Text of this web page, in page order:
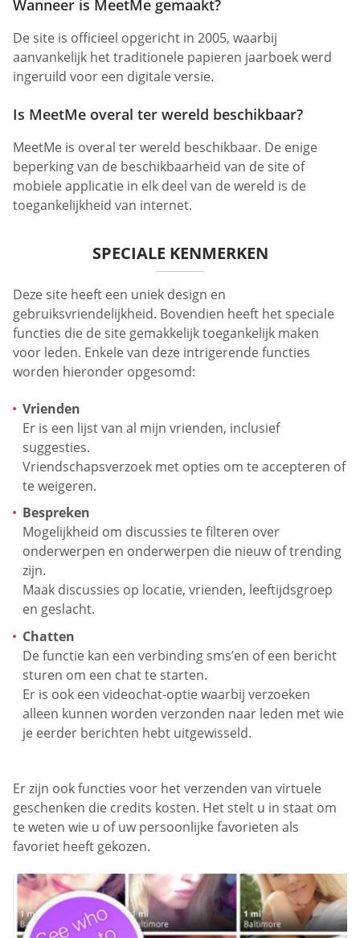
Wanneer is MeetMe gemaakt?
De site is officieel opgericht in 2005, waarbij
aanvankelijk het traditionele papieren jaarboek werd
ingeruild voor een digitale versie.
Is MeetMe overal ter wereld beschikbaar?
MeetMe is overal ter wereld beschikbaar. De enige
beperking van de beschikbaarheid van de site of
mobiele applicatie in elk deel van de wereld is de
toegankelijkheid van internet.
SPECIALE KENMERKEN
Deze site heeft een uniek design en
gebruiksvriendelijkheid. Bovendien heeft het speciale
functies die de site gemakkelijk toegankelijk maken
voor leden. Enkele van deze intrigerende functies
worden hieronder opgesomd:
Vrienden
Er is een lijst van al mijn vrienden, inclusief
suggesties.
Vriendschapsverzoek met opties om te accepteren of
te weigeren.
Bespreken
Mogelijkheid om discussies te filteren over
onderwerpen en onderwerpen die nieuw of trending
zijn.
Maak discussies op locatie, vrienden, leeftijdsgroep
en geslacht.
Chatten
De functie kan een verbinding sms’en of een bericht
sturen om een chat te starten.
Er is ook een videochat-optie waarbij verzoeken
alleen kunnen worden verzonden naar leden met wie
je eerder berichten hebt uitgewisseld.
Er zijn ook functies voor het verzenden van virtuele
geschenken die credits kosten. Het stelt u in staat om
te weten wie u of uw persoonlijke favorieten als
favoriet heeft gekozen.